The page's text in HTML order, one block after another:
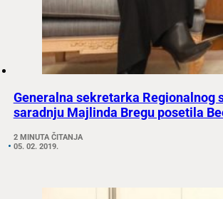
Generalna sekretarka Regionalnog
saradnju Majlinda Bregu posetila
2 MINUTA ČITANJA
05. 02. 2019.